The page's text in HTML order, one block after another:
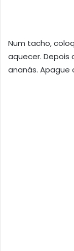
Num tacho,
aquecer. Depois
ananás. Apague